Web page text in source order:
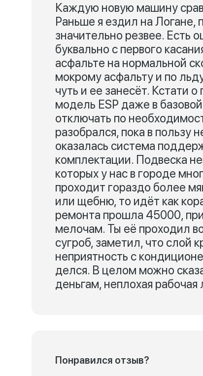
Каждую новую машину
Раньше я ездил на Логане,
значительно резвее. Есть
буквально с первого
асфальте на нормальной
мокрому асфальту и по
чуть и ее занесёт. Кстати
модель ESP даже в
отключать по
разобрался, пока в пользу
оказалась система
комплектации. Подвеска
которых у нас в городе
проходит гораздо более
или щебню, то идёт как
ремонта прошла 45000,
мелочам. Ты её проходил
сугроб, заметил, что слой
неприятность с
делся. В целом можно
деньгам, неплохая
Понравился отзыв?